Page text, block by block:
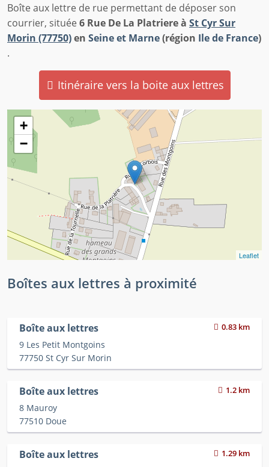
Boîte aux lettre de rue permettant de déposer son
courrier, située6 Rue De La Platriere à St Cyr Sur
Morin (77750)en Seine et Marne(région Ile de France)
.
Itinéraire vers la boite aux lettres
+
−
Leaflet
Boîtes aux lettres à proximité
Boîte aux lettres 0.83 km
9 Les Petit Montgoins
77750 St Cyr Sur Morin
Boîte aux lettres 1.2 km
8 Mauroy
77510 Doue
Boîte aux lettres 1.29 km